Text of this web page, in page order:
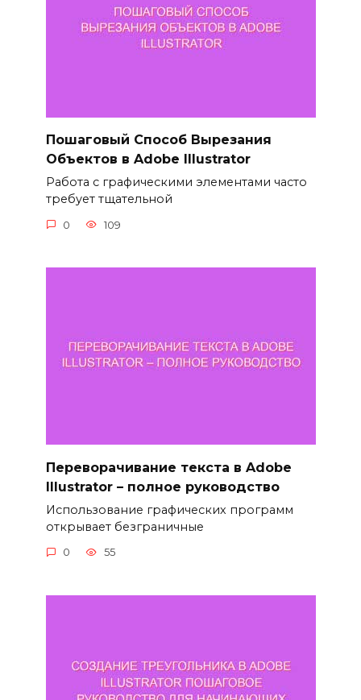
Пошаговый Способ Вырезания
Объектов в Adobe Illustrator
Работа с графическими элементами часто
требует тщательной
0 109
Переворачивание текста в Adobe
Illustrator – полное руководство
Использование графических программ
открывает безграничные
0 55